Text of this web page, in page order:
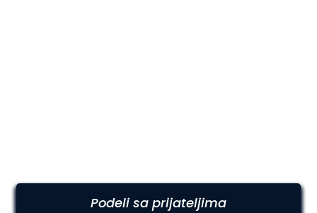
Podeli sa prijateljima